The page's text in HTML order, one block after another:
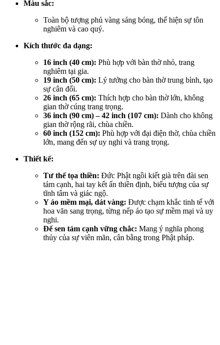
Màu sắc:
Toàn bộ tượng phủ vàng sáng bóng, thể hiện sự tôn
nghiêm và cao quý.
Kích thước đa dạng:
16 inch (40 cm): Phù hợp với bàn thờ nhỏ, trang
nghiêm tại gia.
19 inch (50 cm): Lý tưởng cho bàn thờ trung bình, tạo
sự cân đối.
26 inch (65 cm): Thích hợp cho bàn thờ lớn, không
gian thờ cúng trang trọng.
36 inch (90 cm) – 42 inch (107 cm): Dành cho không
gian thờ rộng rãi, chùa chiền.
60 inch (152 cm): Phù hợp với đại điện thờ, chùa chiền
lớn, mang đến sự uy nghi và trang trọng.
Thiết kế:
Tư thế tọa thiền: Đức Phật ngồi kiết già trên đài sen
tám cạnh, hai tay kết ấn thiền định, biểu tượng của sự
tĩnh tâm và giác ngộ.
Y áo mềm mại, dát vàng: Được chạm khắc tinh tế với
hoa văn sang trọng, từng nếp áo tạo sự mềm mại và uy
nghi.
Đế sen tám cạnh vững chắc: Mang ý nghĩa phong
thủy của sự viên mãn, cân bằng trong Phật pháp.